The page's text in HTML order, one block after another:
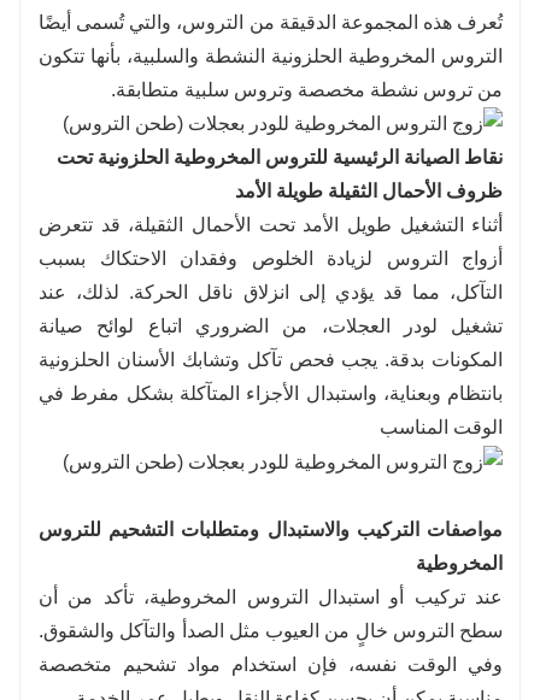
تُعرف هذه المجموعة الدقيقة من التروس، والتي تُسمى أيضًا
التروس المخروطية الحلزونية النشطة والسلبية، بأنها تتكون
من تروس نشطة مخصصة وتروس سلبية متطابقة.
نقاط الصيانة الرئيسية للتروس المخروطية الحلزونية تحت
ظروف الأحمال الثقيلة طويلة الأمد
أثناء التشغيل طويل الأمد تحت الأحمال الثقيلة، قد تتعرض
أزواج التروس لزيادة الخلوص وفقدان الاحتكاك بسبب
التآكل، مما قد يؤدي إلى انزلاق ناقل الحركة. لذلك، عند
تشغيل لودر العجلات، من الضروري اتباع لوائح صيانة
المكونات بدقة. يجب فحص تآكل وتشابك الأسنان الحلزونية
بانتظام وبعناية، واستبدال الأجزاء المتآكلة بشكل مفرط في
الوقت المناسب
مواصفات التركيب والاستبدال ومتطلبات التشحيم للتروس
المخروطية
عند تركيب أو استبدال التروس المخروطية، تأكد من أن
سطح التروس خالٍ من العيوب مثل الصدأ والتآكل والشقوق.
وفي الوقت نفسه، فإن استخدام مواد تشحيم متخصصة